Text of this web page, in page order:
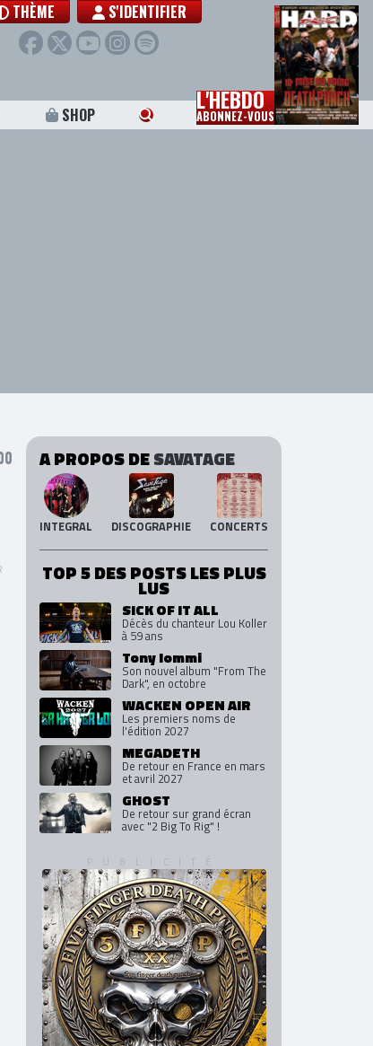
THÈME S'IDENTIFIER
SHOP L'HEBDO
ABONNEZ-VOUS
A PROPOS DESAVATAGE
INTEGRAL DISCOGRAPHIE CONCERTS
TOP 5 DES POSTS LES PLUS
LUS
SICK OF IT ALL
Décès du chanteur Lou Koller
à 59 ans
Tony Iommi
Son nouvel album "From The
Dark", en octobre
WACKEN OPEN AIR
Les premiers noms de
l'édition 2027
MEGADETH
De retour en France en mars
et avril 2027
De retour sur grand écran
avec "2 Big To Rig" !